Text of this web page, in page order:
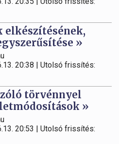
elkészítésének,
»
20:38 | Utolsó frissítés:
törvénnyel
»
20:53 | Utolsó frissítés: